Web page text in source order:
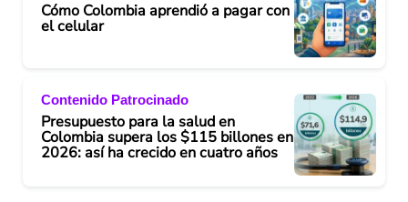
Cómo Colombia aprendió a pagar con
el celular
Contenido Patrocinado
Presupuesto para la salud en
Colombia supera los $115 billones en
2026: así ha crecido en cuatro años